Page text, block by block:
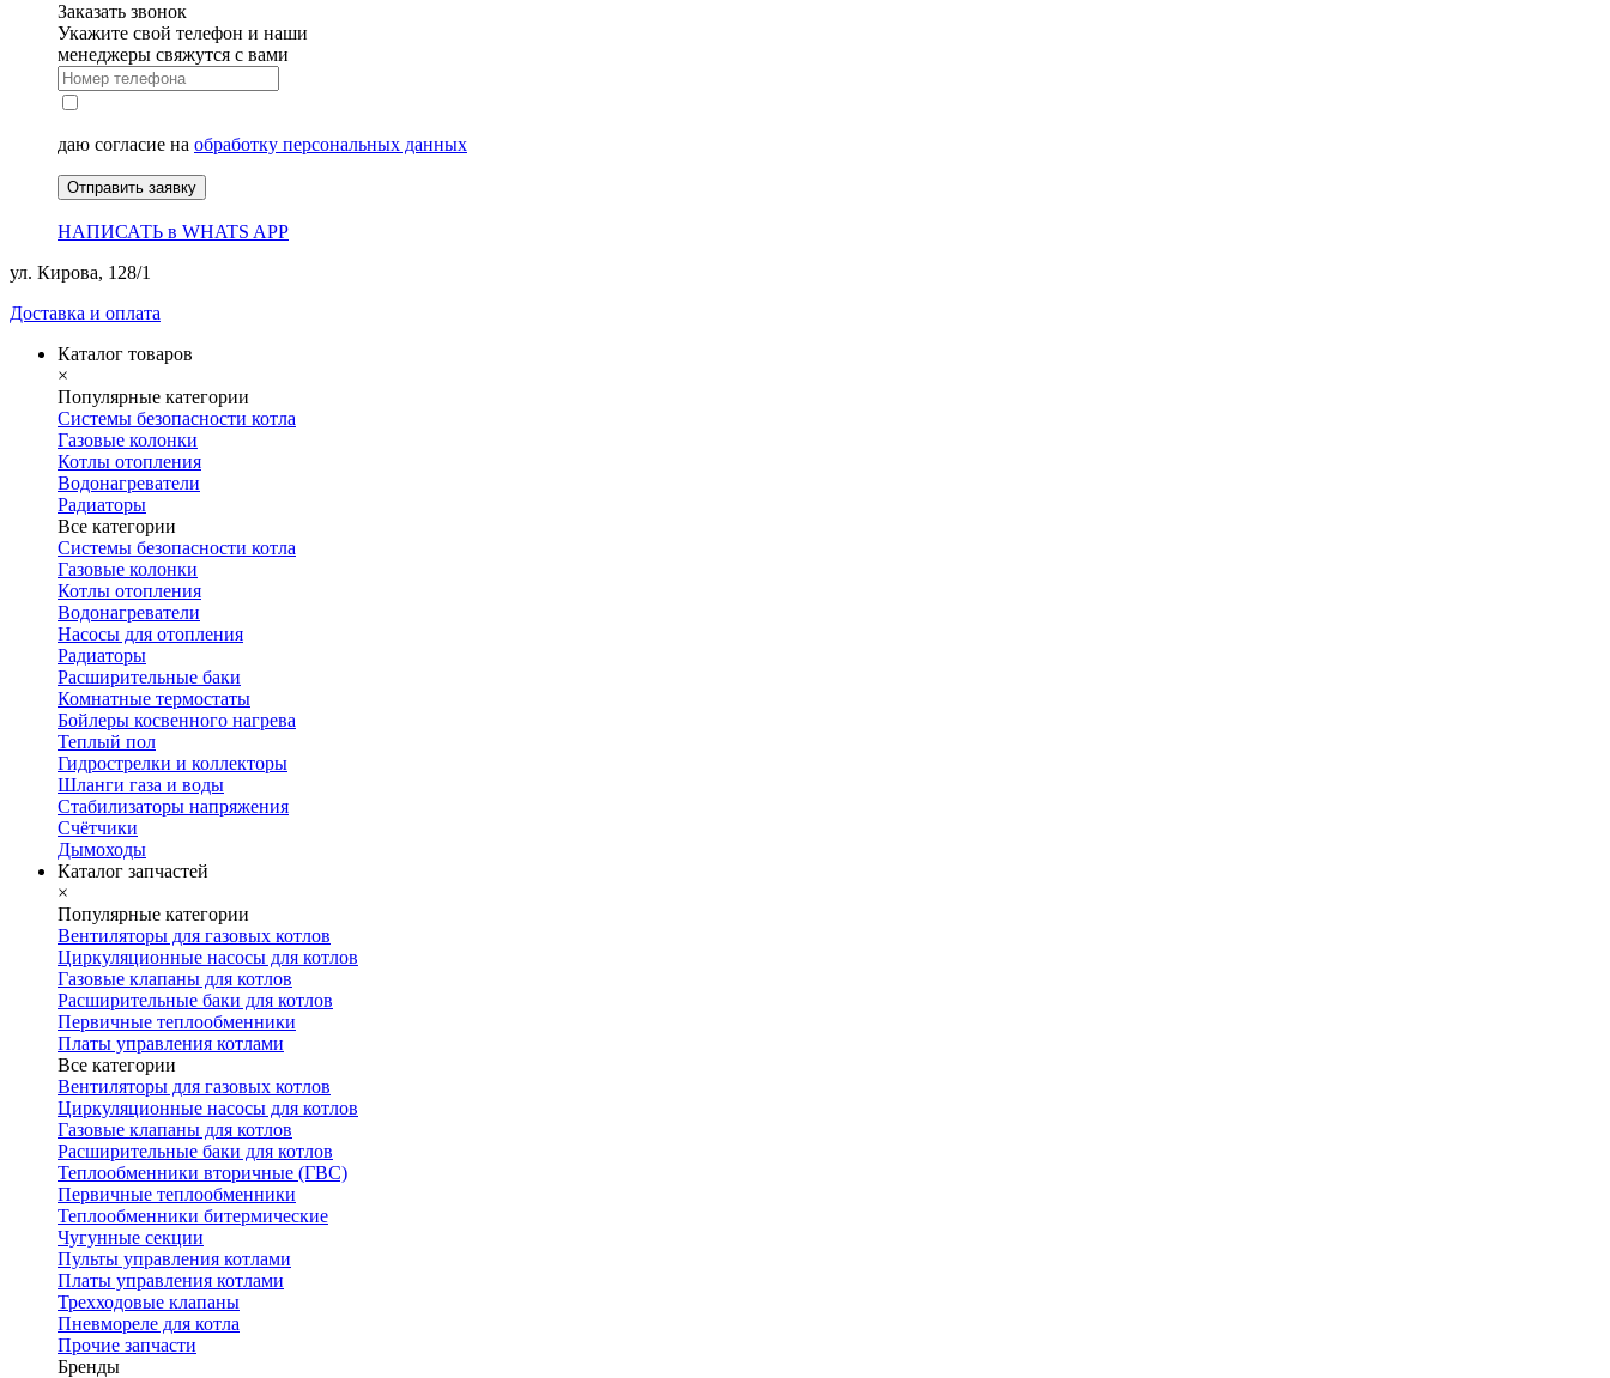
Заказать звонок
Укажите свой телефон и наши
менеджеры свяжутся с вами
даю согласие на обработку персональных данных
Отправить заявку
НАПИСАТЬ в WHATS APP
ул. Кирова, 128/1
Доставка и оплата
Каталог товаров
×
Популярные категории
Системы безопасности котла
Газовые колонки
Котлы отопления
Водонагреватели
Радиаторы
Все категории
Системы безопасности котла
Газовые колонки
Котлы отопления
Водонагреватели
Насосы для отопления
Радиаторы
Расширительные баки
Комнатные термостаты
Бойлеры косвенного нагрева
Теплый пол
Гидрострелки и коллекторы
Шланги газа и воды
Стабилизаторы напряжения
Счётчики
Дымоходы
Каталог запчастей
×
Популярные категории
Вентиляторы для газовых котлов
Циркуляционные насосы для котлов
Газовые клапаны для котлов
Расширительные баки для котлов
Первичные теплообменники
Платы управления котлами
Все категории
Вентиляторы для газовых котлов
Циркуляционные насосы для котлов
Газовые клапаны для котлов
Расширительные баки для котлов
Теплообменники вторичные (ГВС)
Первичные теплообменники
Теплообменники битермические
Чугунные секции
Пульты управления котлами
Платы управления котлами
Трехходовые клапаны
Пневмореле для котла
Прочие запчасти
Бренды